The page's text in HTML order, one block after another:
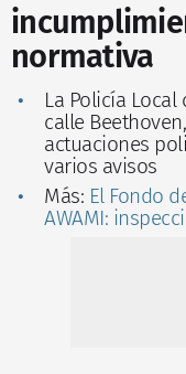
normativa
La Policía
calle
actuaciones
varios avisos
Más: El Fondo
AWAMI: